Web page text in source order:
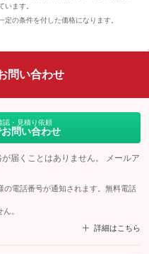
います。
の条件を付した価格になります。
問い合わせ
認・見積り依頼
問い合わせ
届くことはありません。 メールア
電話番号が通知されます。無料電話
。
詳細はこちら